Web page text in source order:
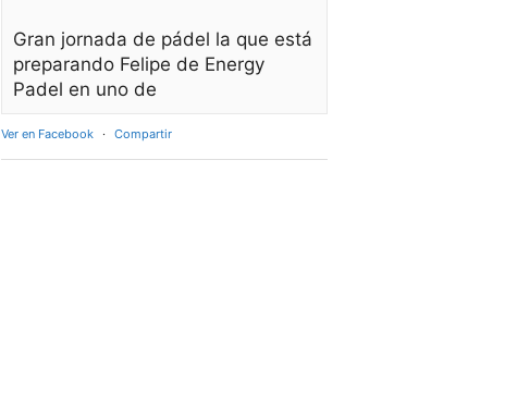
Gran jornada de pádel la que está
preparando Felipe de Energy
Padel en uno de
Ver en Facebook · Compartir